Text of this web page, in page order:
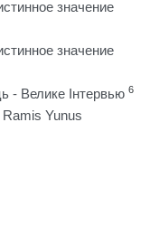
значение
значение
- Велике Інтервью 6
Yunus